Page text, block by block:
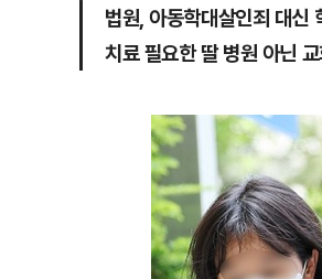
법원, 아동학대살인죄 대
치료 필요한 딸 병원 아닌